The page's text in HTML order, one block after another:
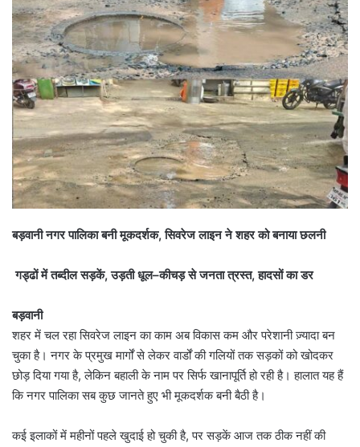
बड़वानी नगर पालिका बनी मूकदर्शक, सिवरेज लाइन ने शहर को बनाया छलनी
गड्ढों में तब्दील सड़कें, उड़ती धूल–कीचड़ से जनता त्रस्त, हादसों का डर
बड़वानी
शहर में चल रहा सिवरेज लाइन का काम अब विकास कम और परेशानी ज़्यादा बन
चुका है। नगर के प्रमुख मार्गों से लेकर वार्डों की गलियों तक सड़कों को खोदकर
छोड़ दिया गया है, लेकिन बहाली के नाम पर सिर्फ खानापूर्ति हो रही है। हालात यह हैं
कि नगर पालिका सब कुछ जानते हुए भी मूकदर्शक बनी बैठी है।
कई इलाकों में महीनों पहले खुदाई हो चुकी है, पर सड़कें आज तक ठीक नहीं की